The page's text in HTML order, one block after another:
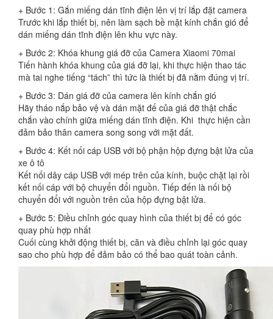
+ Bước 1: Gắn miếng dán tĩnh điện lên vị trí lắp đặt camera
Trước khi lắp thiết bị, nên làm sạch bề mặt kính chắn gió để
dán miếng dán tĩnh điện lên khu vực này.
+ Bước 2: Khóa khung giá đỡ của Camera Xiaomi 70mai
Tiến hành khóa khung của giá đỡ lại, khi thực hiện thao tác
mà tai nghe tiếng “tách” thì tức là thiết bị đã nằm đúng vị trí.
+ Bước 3: Dán giá đỡ của camera lên kính chắn gió
Hãy tháo nắp bảo vệ và dán mặt đế của giá đỡ thật chắc
chắn vào chính giữa miếng dán tĩnh điện. Khi thực hiện cần
đảm bảo thân camera song song với mặt đất.
+ Bước 4: Kết nối cáp USB với bộ phận hộp đựng bật lửa của
xe ô tô
Kết nối dây cáp USB với mép trên của kính, buộc chặt lại rồi
kết nối cáp với bộ chuyển đổi nguồn. Tiếp đến là nối bộ
chuyển đổi với nguồn trên của hộp đựng bật lửa.
+ Bước 5: Điều chỉnh góc quay hình của thiết bị để có góc
quay phù hợp nhất
Cuối cùng khởi động thiết bị, căn và điều chỉnh lại góc quay
sao cho phù hợp để đảm bảo có thể bao quát toàn cảnh.